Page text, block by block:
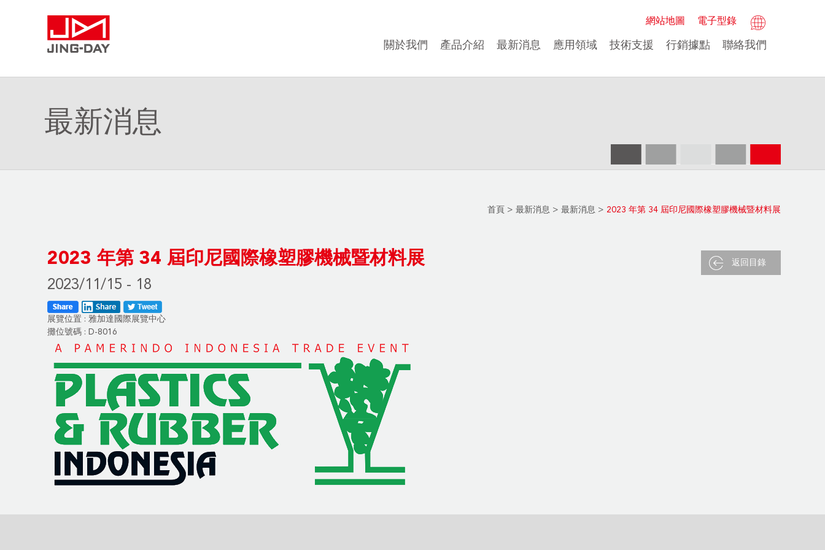
網站地圖 電子型錄
關於我們 產品介紹 最新消息 應用領域 技術支援 行銷據點 聯絡我們
最新消息
首頁 > 最新消息 > 最新消息 > 2023 年第 34 屆印尼國際橡塑膠機械暨材料展
2023 年第 34 屆印尼國際橡塑膠機械暨材料展
2023/11/15 - 18
返回目錄
展覽位置 : 雅加達國際展覽中心
攤位號碼 : D-8016